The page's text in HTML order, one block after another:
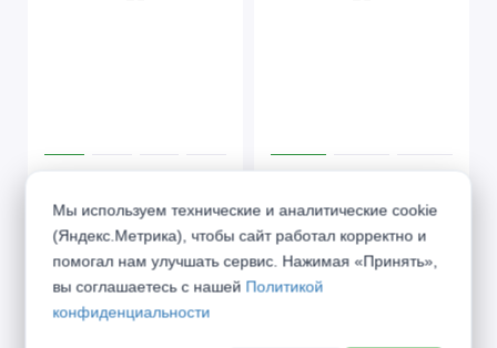
от 44 960 ₽
Мы используем технические и аналитические cookie
(Яндекс.Метрика), чтобы сайт работал корректно и
помогал нам улучшать сервис. Нажимая «Принять»,
вы соглашаетесь с нашей Политикой
конфиденциальности